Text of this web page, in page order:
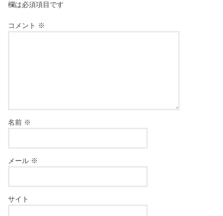
欄は必須項目です
コメント ※
名前 ※
メール ※
サイト